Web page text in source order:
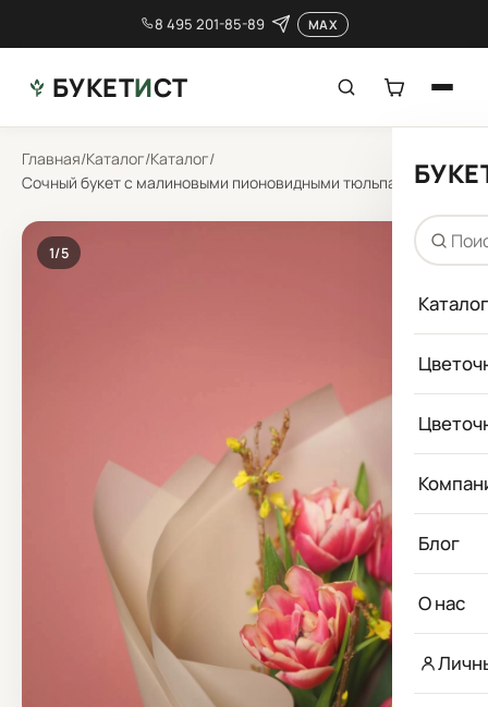
8 495 201-85-89 MAX
БУКЕТИСТ
Каталог
Блог
О нас
Главная/Каталог/Каталог/
Сочный букет с малиновыми пионовидными тюльпанами
1/5